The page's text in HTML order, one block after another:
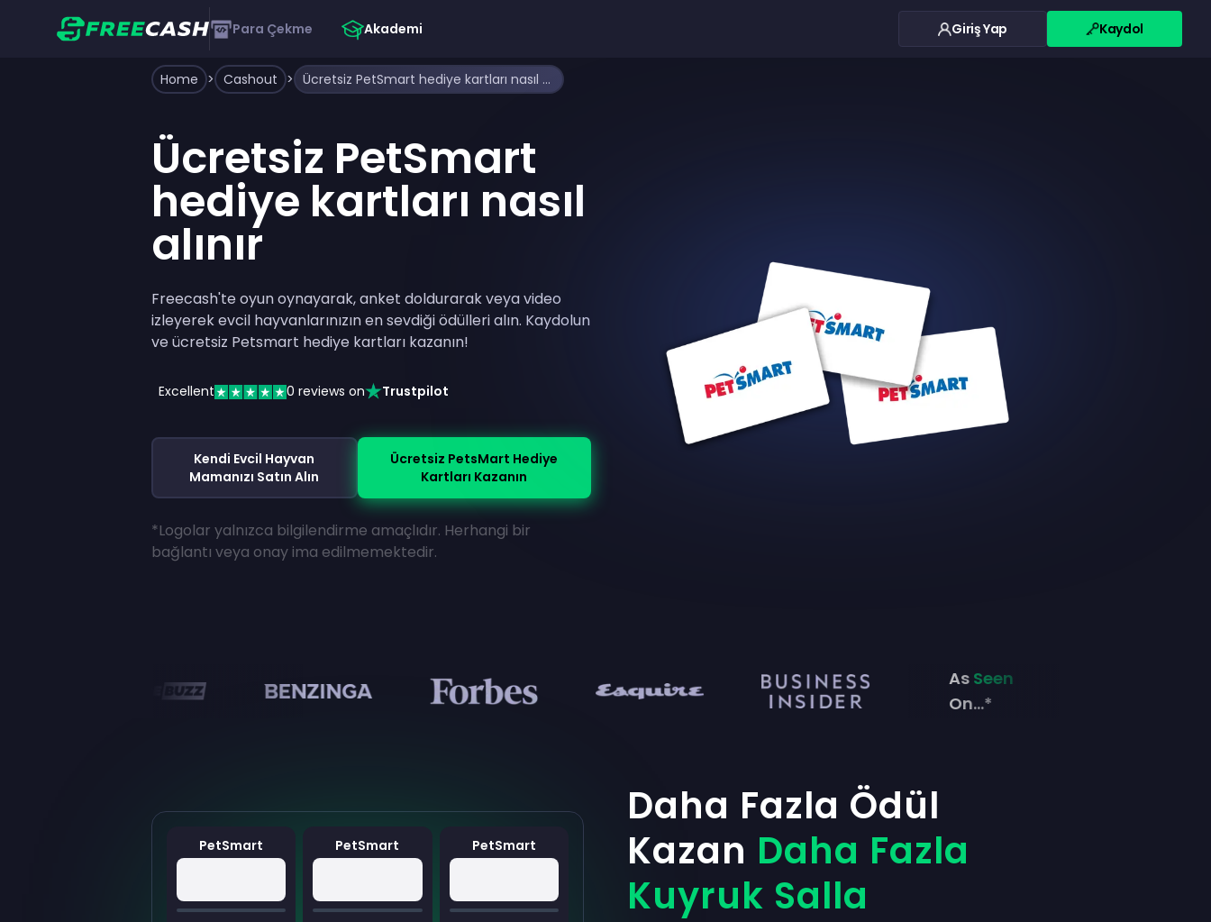
Para Çekme Akademi Giriş Yap Kaydol
Home > Cashout > Ücretsiz PetSmart hediye kartları nasıl alınır
Ücretsiz PetSmart
hediye kartları nasıl
alınır
Freecash'te oyun oynayarak, anket doldurarak veya video
izleyerek evcil hayvanlarınızın en sevdiği ödülleri alın. Kaydolun
ve ücretsiz Petsmart hediye kartları kazanın!
Excellent 0 reviews on Trustpilot
Kendi Evcil Hayvan
Mamanızı Satın Alın
Ücretsiz PetsMart Hediye
Kartları Kazanın
*Logolar yalnızca bilgilendirme amaçlıdır. Herhangi bir
bağlantı veya onay ima edilmemektedir.
AsSeen
On...*
PetSmart PetSmart PetSmart
Daha Fazla Ödül
Kazan Daha Fazla
Kuyruk Salla